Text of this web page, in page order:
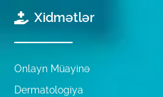
Xidmətlər
Onlayn Müayinə
Dermatologiya